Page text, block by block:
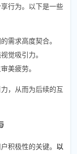
行为。以下是一些
需求高度契合。
觉吸引力。
美疲劳。
，从而为后续的互
积极性的关键。 以